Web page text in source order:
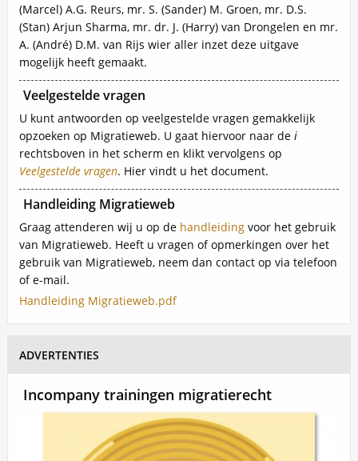
(Marcel) A.G. Reurs, mr. S. (Sander) M. Groen, mr. D.S.
(Stan) Arjun Sharma, mr. dr. J. (Harry) van Drongelen en mr.
A. (André) D.M. van Rijs wier aller inzet deze uitgave
mogelijk heeft gemaakt.
Veelgestelde vragen
Inhoud
U kunt antwoorden op veelgestelde vragen gemakkelijk
opzoeken op Migratieweb. U gaat hiervoor naar de i
rechtsboven in het scherm en klikt vervolgens op
Veelgestelde vragen. Hier vindt u het document.
Handleiding Migratieweb
Inhoud
Graag attenderen wij u op de handleidingvoor het gebruik
van Migratieweb. Heeft u vragen of opmerkingen over het
gebruik van Migratieweb, neem dan contact op via telefoon
of e-mail.
Bestand
Handleiding Migratieweb.pdf
ADVERTENTIES
Incompany trainingen migratierecht
Advertentie afbeelding